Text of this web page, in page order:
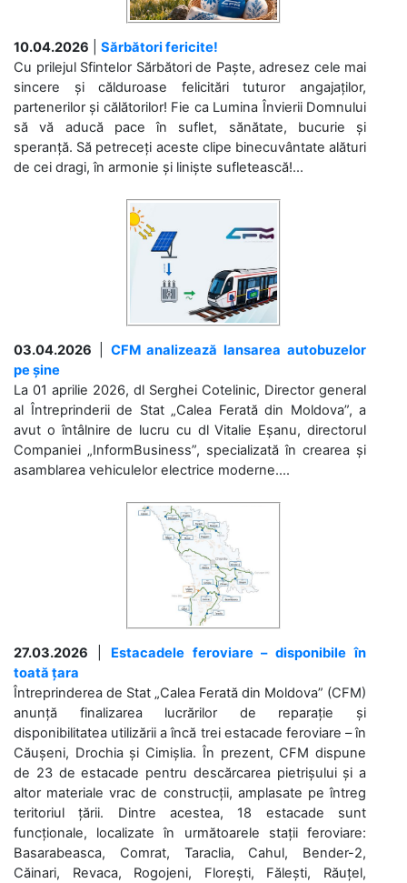
10.04.2026
Sărbători fericite!
Cu prilejul Sfintelor Sărbători de Paște, adresez cele mai
sincere și călduroase felicitări tuturor angajaților,
partenerilor și călătorilor! Fie ca Lumina Învierii Domnului
să vă aducă pace în suflet, sănătate, bucurie și
speranță. Să petreceți aceste clipe binecuvântate alături
de cei dragi, în armonie și liniște sufletească!...
03.04.2026
CFM analizează lansarea autobuzelor
pe șine
La 01 aprilie 2026, dl Serghei Cotelinic, Director general
al Întreprinderii de Stat „Calea Ferată din Moldova”, a
avut o întâlnire de lucru cu dl Vitalie Eșanu, directorul
Companiei „InformBusiness”, specializată în crearea și
asamblarea vehiculelor electrice moderne....
27.03.2026
Estacadele feroviare – disponibile în
toată țara
Întreprinderea de Stat „Calea Ferată din Moldova” (CFM)
anunță finalizarea lucrărilor de reparație și
disponibilitatea utilizării a încă trei estacade feroviare – în
Căușeni, Drochia și Cimișlia. În prezent, CFM dispune
de 23 de estacade pentru descărcarea pietrișului și a
altor materiale vrac de construcții, amplasate pe întreg
teritoriul țării. Dintre acestea, 18 estacade sunt
funcționale, localizate în următoarele stații feroviare:
Basarabeasca, Comrat, Taraclia, Cahul, Bender-2,
Căinari, Revaca, Rogojeni, Florești, Fălești, Răuțel,